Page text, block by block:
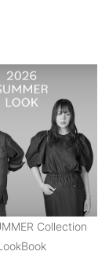
Collection